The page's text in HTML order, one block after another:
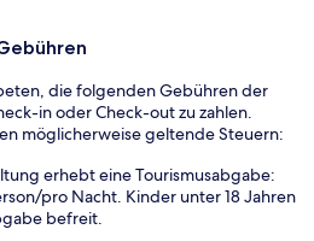
die folgenden Gebühren der
in oder Check-out zu zahlen.
möglicherweise geltende Steuern:
erhebt eine Tourismusabgabe:
pro Nacht. Kinder unter 18 Jahren
befreit.